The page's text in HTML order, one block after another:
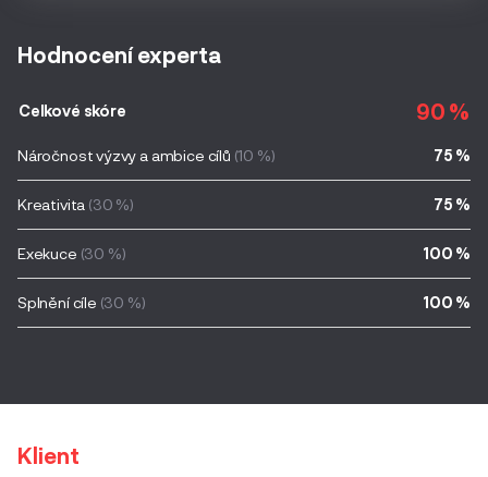
Hodnocení experta
Celkové skóre 90 %
Náročnost výzvy a ambice cílů (10 %) 75 %
Kreativita (30 %) 75 %
Exekuce (30 %) 100 %
Splnění cíle (30 %) 100 %
Klient